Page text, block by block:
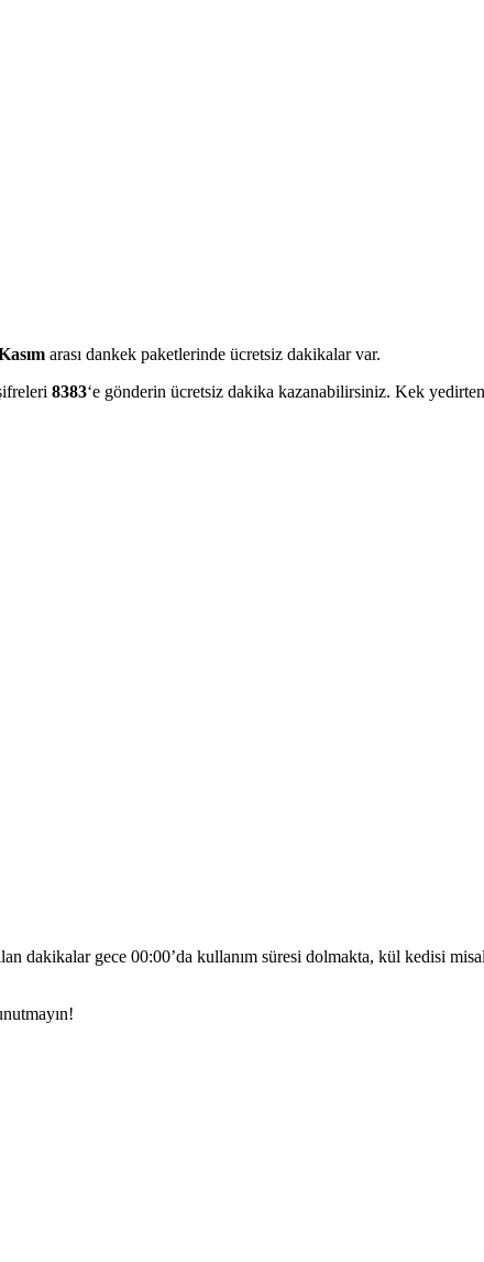
arası dankek paketlerinde ücretsiz dakikalar var.
8383‘e gönderin ücretsiz dakika kazanabilirsiniz. Kek
dakikalar gece 00:00’da kullanım süresi dolmakta, kül kedisi